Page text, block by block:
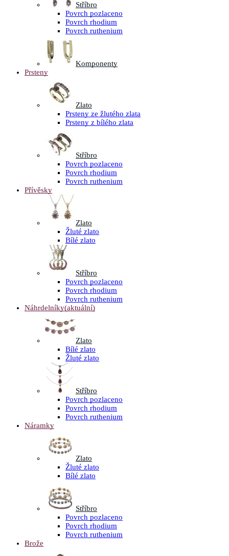
Stříbro
Povrch pozlaceno
Povrch rhodium
Povrch ruthenium
Komponenty
Prsteny
Zlato
Prsteny ze žlutého zlata
Prsteny z bílého zlata
Stříbro
Povrch pozlaceno
Povrch rhodium
Povrch ruthenium
Přívěsky
Zlato
Žluté zlato
Bílé zlato
Stříbro
Povrch pozlaceno
Povrch rhodium
Povrch ruthenium
Náhrdelníky(aktuální)
Zlato
Bílé zlato
Žluté zlato
Stříbro
Povrch pozlaceno
Povrch rhodium
Povrch ruthenium
Náramky
Zlato
Žluté zlato
Bílé zlato
Stříbro
Povrch pozlaceno
Povrch rhodium
Povrch ruthenium
Brože